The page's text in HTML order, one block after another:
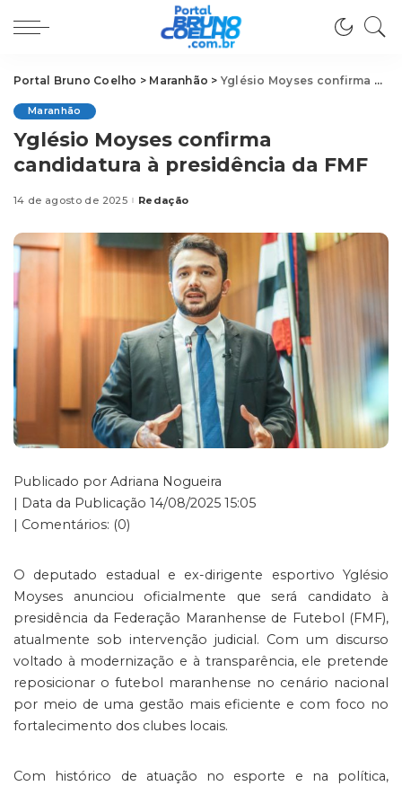
Portal Bruno Coelho > Maranhão > Yglésio Moyses confirma candidatura à presidência da FMF
Maranhão
Yglésio Moyses confirma
candidatura à presidência da FMF
14 de agosto de 2025Posted
Redação
Publicado por Adriana Nogueira
| Data da Publicação 14/08/2025 15:05
| Comentários: (0)
O deputado estadual e ex-dirigente esportivo Yglésio
Moyses anunciou oficialmente que será candidato à
presidência da Federação Maranhense de Futebol (FMF),
atualmente sob intervenção judicial. Com um discurso
voltado à modernização e à transparência, ele pretende
reposicionar o futebol maranhense no cenário nacional
por meio de uma gestão mais eficiente e com foco no
fortalecimento dos clubes locais.
Com histórico de atuação no esporte e na política,